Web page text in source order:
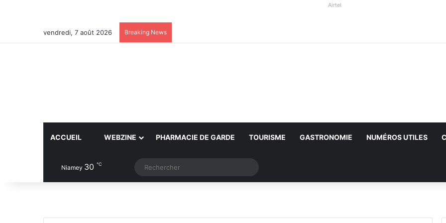
Airtel
vendredi, 7 août 2026 Breaking News
ACCUEIL WEBZINE PHARMACIE DE GARDE TOURISME GASTRONOMIE NUMÉROS UTILES
Niamey 30 ℃ Article Aléatoire
Switch skin